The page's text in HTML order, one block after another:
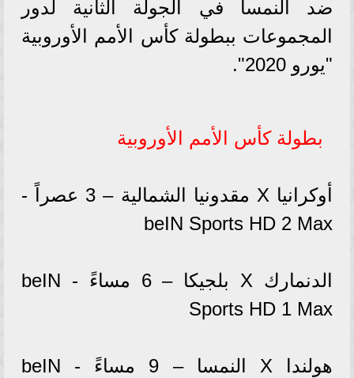
ضد النمسا في الجولة الثانية لدور
المجموعات ببطولة كأس الأمم الأوروبية
"يورو 2020".
بطولة كأس الأمم الأوروبية
أوكرانيا X مقدونيا الشمالية – 3 عصراً -
beIN Sports HD 2 Max
الدنمارك X بلجيكا – 6 مساءً - beIN
Sports HD 1 Max
هولندا X النمسا – 9 مساءً - beIN